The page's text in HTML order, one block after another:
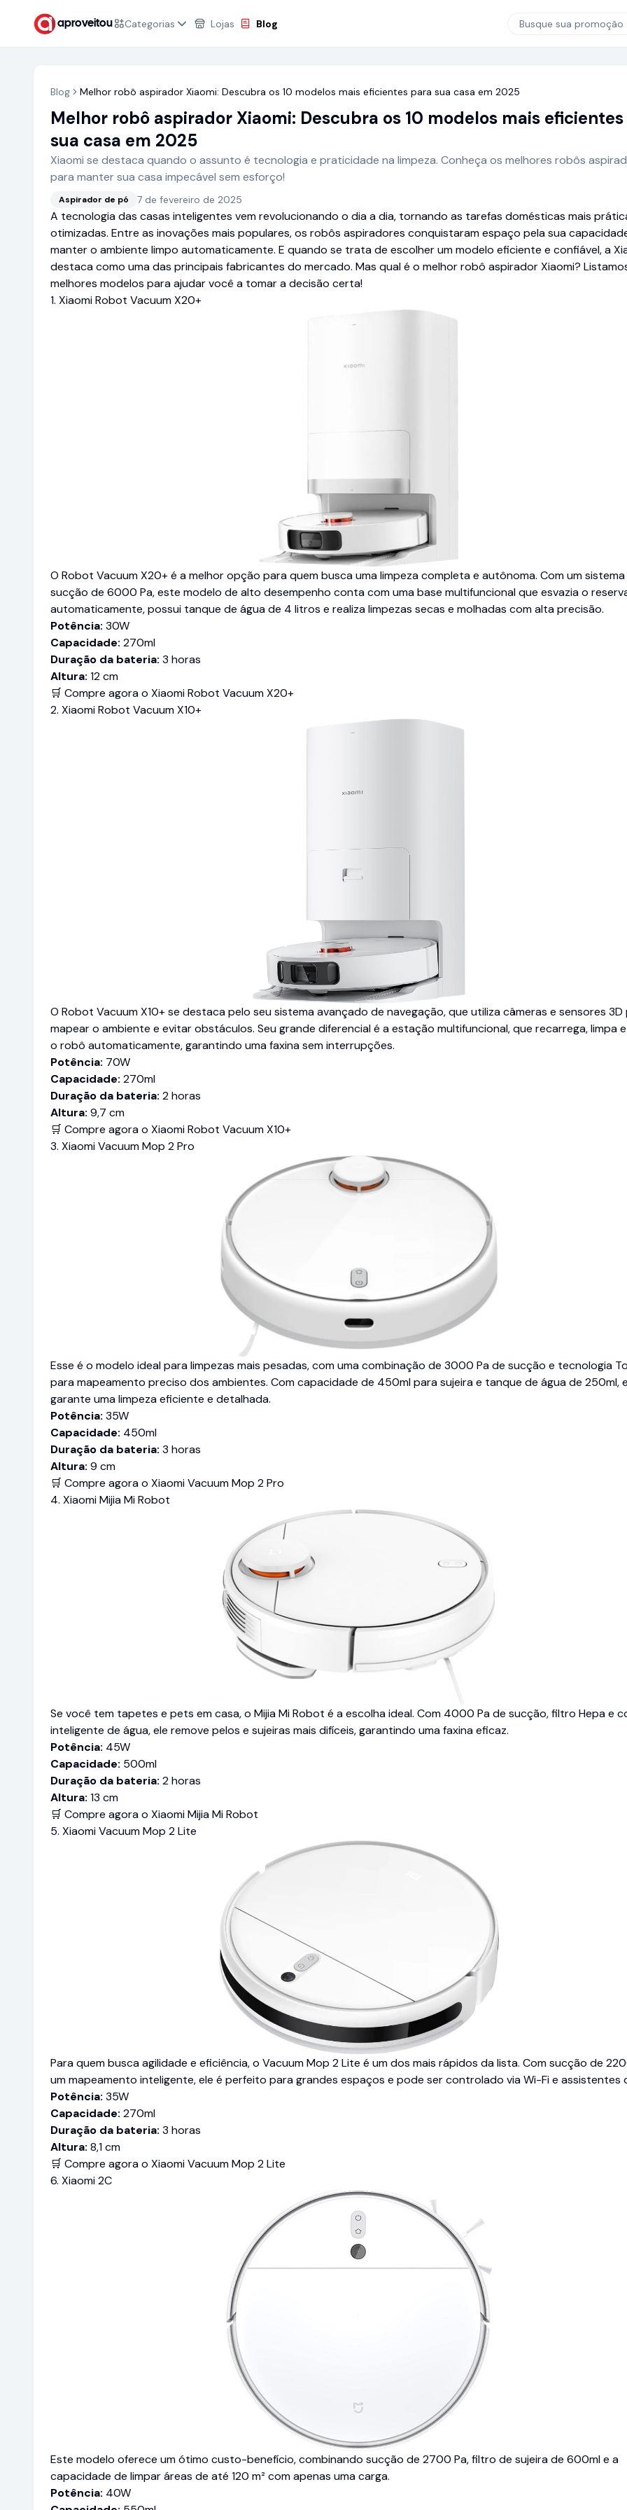
aproveitou Categorias Lojas Blog Busque sua promoção
Blog Melhor robô aspirador Xiaomi: Descubra os 10 modelos mais eficientes para sua casa em 2025
Melhor robô aspirador Xiaomi: Descubra os 10 modelos mais
sua casa em 2025
Xiaomi se destaca quando o assunto é tecnologia e praticidade na limpeza. Conheça os melhores robôs
para manter sua casa impecável sem esforço!
Aspirador de pó 7 de fevereiro de 2025
A tecnologia das casas inteligentes vem revolucionando o dia a dia, tornando as tarefas domésticas mais
otimizadas. Entre as inovações mais populares, os robôs aspiradores conquistaram espaço pela sua
manter o ambiente limpo automaticamente. E quando se trata de escolher um modelo eficiente e confiável, a
destaca como uma das principais fabricantes do mercado. Mas qual é o melhor robô aspirador Xiaomi?
melhores modelos para ajudar você a tomar a decisão certa!
1. Xiaomi Robot Vacuum X20+
O Robot Vacuum X20+ é a melhor opção para quem busca uma limpeza completa e autônoma. Com um
sucção de 6000 Pa, este modelo de alto desempenho conta com uma base multifuncional que esvazia o
automaticamente, possui tanque de água de 4 litros e realiza limpezas secas e molhadas com alta precisão.
Potência: 30W
Capacidade: 270ml
Duração da bateria: 3 horas
Altura: 12 cm
🛒 Compre agora o Xiaomi Robot Vacuum X20+
2. Xiaomi Robot Vacuum X10+
O Robot Vacuum X10+ se destaca pelo seu sistema avançado de navegação, que utiliza câmeras e sensores 3D
mapear o ambiente e evitar obstáculos. Seu grande diferencial é a estação multifuncional, que recarrega, limpa
o robô automaticamente, garantindo uma faxina sem interrupções.
Potência: 70W
Capacidade: 270ml
Duração da bateria: 2 horas
Altura: 9,7 cm
🛒 Compre agora o Xiaomi Robot Vacuum X10+
3. Xiaomi Vacuum Mop 2 Pro
Esse é o modelo ideal para limpezas mais pesadas, com uma combinação de 3000 Pa de sucção e tecnologia
para mapeamento preciso dos ambientes. Com capacidade de 450ml para sujeira e tanque de água de 250ml,
garante uma limpeza eficiente e detalhada.
Potência: 35W
Capacidade: 450ml
Duração da bateria: 3 horas
Altura: 9 cm
🛒 Compre agora o Xiaomi Vacuum Mop 2 Pro
4. Xiaomi Mijia Mi Robot
Se você tem tapetes e pets em casa, o Mijia Mi Robot é a escolha ideal. Com 4000 Pa de sucção, filtro Hepa e
inteligente de água, ele remove pelos e sujeiras mais difíceis, garantindo uma faxina eficaz.
Potência: 45W
Capacidade: 500ml
Duração da bateria: 2 horas
Altura: 13 cm
🛒 Compre agora o Xiaomi Mijia Mi Robot
5. Xiaomi Vacuum Mop 2 Lite
Para quem busca agilidade e eficiência, o Vacuum Mop 2 Lite é um dos mais rápidos da lista. Com sucção de
um mapeamento inteligente, ele é perfeito para grandes espaços e pode ser controlado via Wi-Fi e assistentes
Potência: 35W
Capacidade: 270ml
Duração da bateria: 3 horas
Altura: 8,1 cm
🛒 Compre agora o Xiaomi Vacuum Mop 2 Lite
6. Xiaomi 2C
Este modelo oferece um ótimo custo-benefício, combinando sucção de 2700 Pa, filtro de sujeira de 600ml e a
capacidade de limpar áreas de até 120 m² com apenas uma carga.
Potência: 40W